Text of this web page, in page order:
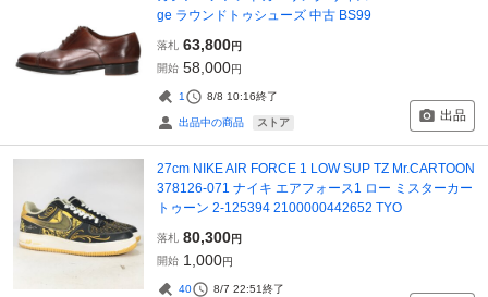
ge ラウンドトゥシューズ 中古 BS99
落札 63,800円
開始 58,000円
1 8/8 10:16終了
出品中の商品 ストア 出品
27cm NIKE AIR FORCE 1 LOW SUP TZ Mr.CARTOON
378126-071 ナイキ エアフォース1 ロー ミスターカー
トゥーン 2-125394 2100000442652 TYO
落札 80,300円
開始 1,000円
40 8/7 22:51終了